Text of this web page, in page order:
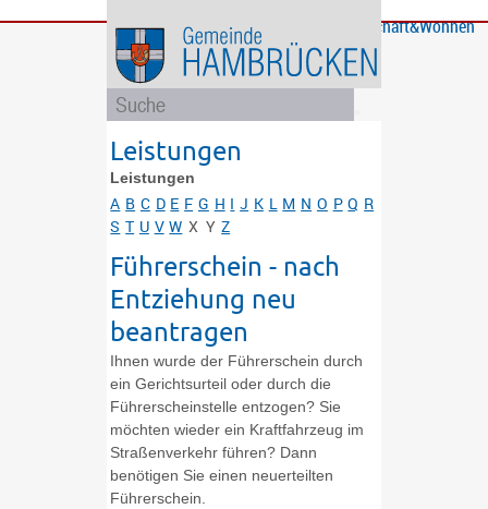
Bürgerservice
GemeindeBildung
und
Soziales
Rathaus
und
Politik
Wirtschaft&Wohnen
Leistungen
Leistungen
A B C D E F G H I J K L M N O P Q R
S T U V W X Y Z
Führerschein - nach
Entziehung neu
beantragen
Ihnen wurde der Führerschein durch
ein Gerichtsurteil oder durch die
Führerscheinstelle entzogen? Sie
möchten wieder ein Kraftfahrzeug im
Straßenverkehr führen? Dann
benötigen Sie einen neuerteilten
Führerschein.